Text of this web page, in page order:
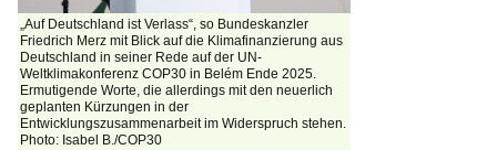
„Auf Deutschland ist Verlass“, so Bundeskanzler
Friedrich Merz mit Blick auf die Klimafinanzierung aus
Deutschland in seiner Rede auf der UN-
Weltklimakonferenz COP30 in Belém Ende 2025.
Ermutigende Worte, die allerdings mit den neuerlich
geplanten Kürzungen in der
Entwicklungszusammenarbeit im Widerspruch stehen.
Photo: Isabel B./COP30